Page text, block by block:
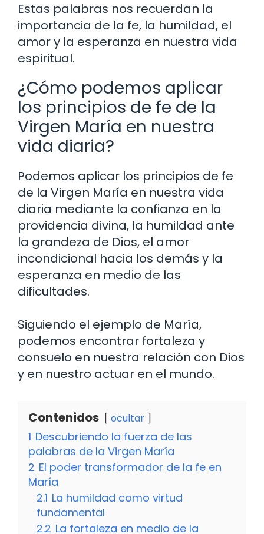
Estas palabras nos recuerdan la
importancia de la fe, la humildad, el
amor y la esperanza en nuestra vida
espiritual.
¿Cómo podemos aplicar
los principios de fe de la
Virgen María en nuestra
vida diaria?
Podemos aplicar los principios de fe
de la Virgen María en nuestra vida
diaria mediante la confianza en la
providencia divina, la humildad ante
la grandeza de Dios, el amor
incondicional hacia los demás y la
esperanza en medio de las
dificultades.
Siguiendo el ejemplo de María,
podemos encontrar fortaleza y
consuelo en nuestra relación con Dios
y en nuestro actuar en el mundo.
Contenidos ocultar
1 Descubriendo la fuerza de las
palabras de la Virgen María
2 El poder transformador de la fe en
María
2.1 La humildad como virtud
fundamental
2.2 La fortaleza en medio de la